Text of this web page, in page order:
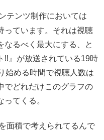
テンツ制作においては
っています。それは視聴
なるべく最大にする、と
‼︎』が放送されている19時
始める時間で視聴人数は
でどれだけこのグラフの
てくる。
面積で考えられてるんで